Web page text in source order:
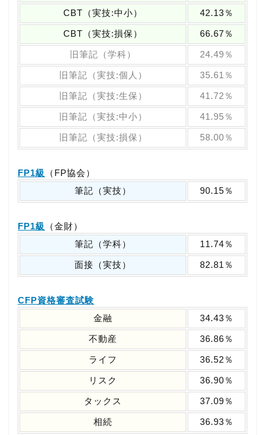
CBT（実技:中小） 42.13％
CBT（実技:損保） 66.67％
旧筆記（学科） 24.49％
旧筆記（実技:個人） 35.61％
旧筆記（実技:生保） 41.72％
旧筆記（実技:中小） 41.95％
旧筆記（実技:損保） 58.00％
FP1級
（FP協会）
筆記（実技）
90.15％
FP1級
（金財）
筆記（学科）
11.74％
面接（実技） 82.81％
CFP資格審査試験
金融
34.43％
不動産 36.86％
ライフ 36.52％
リスク 36.90％
タックス 37.09％
相続 36.93％